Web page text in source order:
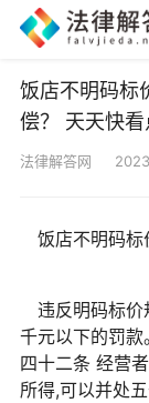
饭店不明码标
偿？ 天天快看
法律解答网
饭店不明码标
违反明码标价
千元以下的罚
四十二条 经营
所得,可以并处